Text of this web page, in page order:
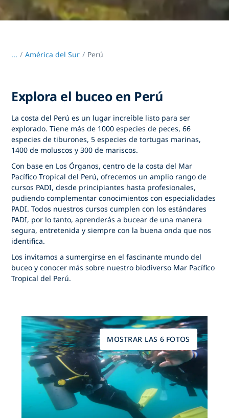
... / América del Sur Perú
Explora el buceo en Perú
La costa del Perú es un lugar increíble listo para ser
explorado. Tiene más de 1000 especies de peces, 66
especies de tiburones, 5 especies de tortugas marinas,
1400 de moluscos y 300 de mariscos.
Con base en Los Órganos, centro de la costa del Mar
Pacífico Tropical del Perú, ofrecemos un amplio rango de
cursos PADI, desde principiantes hasta profesionales,
pudiendo complementar conocimientos con especialidades
PADI. Todos nuestros cursos cumplen con los estándares
PADI, por lo tanto, aprenderás a bucear de una manera
segura, entretenida y siempre con la buena onda que nos
identifica.
Los invitamos a sumergirse en el fascinante mundo del
buceo y conocer más sobre nuestro biodiverso Mar Pacífico
Tropical del Perú.
MOSTRAR LAS 6 FOTOS